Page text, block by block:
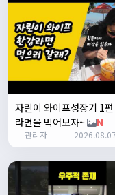
1
쏭박17:23:35
2
쏭박17:23:38
테스트 2
쏭박17:23:41
테스트 테스트
쏭박17:24:16
자린이 와이프성장기 1
라면을 먹어보자~
N
관리자